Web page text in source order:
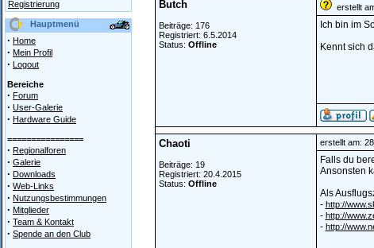
Registrierung
Hauptmenü
· Home
· Mein Profil
· Logout
Bereiche
· Forum
· User-Galerie
· Hardware Guide
================
· Regionalforen
· Galerie
· Downloads
· Web-Links
· Nutzungsbestimmungen
· Mitglieder
· Team & Kontakt
· Spende an den Club
Butch
Beiträge: 176
Registriert: 6.5.2014
Status: Offline
erstellt
Ich bin im
Kennt sich
Chaoti
Beiträge: 19
Registriert: 20.4.2015
Status: Offline
erstellt am:
Falls du
Ansonsten
Als
- http://
- http://
- http://